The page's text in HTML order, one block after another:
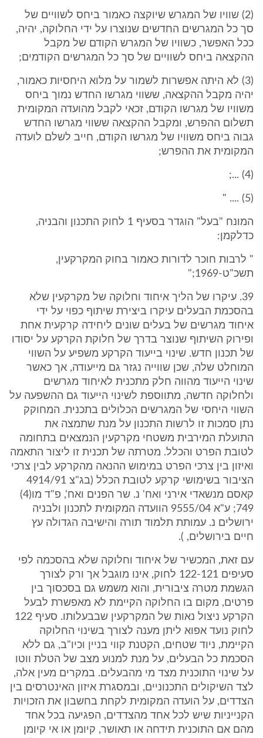
(2) שוויו של המגרש שיוקצה כאמור ביחס לשוויים של
סך כל המגרשים החדשים שנוצרו על ידי החלוקה, יהיה,
ככל האפשר, כשוויו של המגרש הקודם של מקבל
ההקצאה ביחס לשוויים של סך כל המגרשים הקודמים;
(3) לא היתה אפשרות לשמור על מלוא היחסיות כאמור,
יהיה מקבל ההקצאה, ששווי מגרשו החדש נמוך ביחס
משוויו של מגרשו הקודם, זכאי לקבל מהועדה המקומית
תשלום ההפרש, ומקבל ההקצאה ששווי מגרשו החדש
גבוה ביחס משוויו של מגרשו הקודם, חייב לשלם לועדה
המקומית את ההפרש;
(4) ...;
(5) .... "
המונח "בעל" הוגדר בסעיף 1 לחוק התכנון והבניה,
כדלקמן:
" לרבות חוכר לדורות כאמור בחוק המקרקעין,
תשכ"ט-1969;"
39. עיקרו של הליך איחוד וחלוקה של מקרקעין שלא
בהסכמת הבעלים עיקרו ביצירת שיתוף כפוי על ידי
איחוד מגרשים של בעלים שונים ליחידה קרקעית אחת
ופירוק השיתוף שנוצר בדרך של חלוקת הקרקע על יסודו
של תכנון חדש. שינוי בייעוד הקרקע משפיע על השווי
המוחלט שלה, שכן שווייה נגזר גם מייעודה, אך כאשר
שינוי הייעוד מהווה חלק מתכנית לאיחוד מגרשים
ולחלוקה חדשה, מתווספת לשינוי הייעוד גם ההשפעה על
השווי היחסי של המגרשים הכלולים בתכנית. המחוקק
נתן סמכות זו לרשות התכנון על מנת שתמצה את
התועלת המירבית משטחי מקרקעין הנמצאים בתחומה
לטובת הפרט והכלל. מטרתה של תכנית זו ליצור התאמה
ואיזון בין צרכי הפרט במימוש ההנאה מהקרקע לבין צרכי
הציבור בשימושי קרקע לטובת הכלל (בג"צ 4914/91
קאסם מנשאדי אירני ואח' נ. שר הפנים ואח', פ"ד מו(4)
749; ע"א 9555/04 הוועדה המקומית לתכנון ולבניה
ירושלים נ. עמותת תלמוד תורה והישיבה הגדולה עץ
חיים בירושלים, ).
עם זאת, המכשיר של איחוד וחלוקה שלא בהסכמה לפי
סעיפים 122-121 לחוק, אינו מוגבל אך ורק לצורך
הגשמת מטרה ציבורית, והוא משמש גם בסכסוך בין
פרטים, מקום בו החלוקה הקיימת לא מאפשרת לבעל
הקרקע ניצול נאות של המקרקעין שבבעלותו. סעיף 122
לחוק נועד אפוא ליתן מענה לצורך בשינוי החלוקה
הקיימת, ניוד שטחים, הקטנת קווי בניין וכיו"ב, גם ללא
הסכמת כל הבעלים, על מנת למנוע מצב של הטלת ווטו
על שינוי התוכנית מצד מי מהבעלים. במקרים מעין אלה,
לצד השיקולים התכנוניים, ובמסגרת איזון האינטרסים בין
הצדדים, על הועדה המקומית לקחת בחשבון את הזכויות
הקנייניות שיש לכל אחד מהצדדים, הפגיעה בכל אחד
מהם אם התוכנית תידחה או תאושר, קיומן או אי קיומן